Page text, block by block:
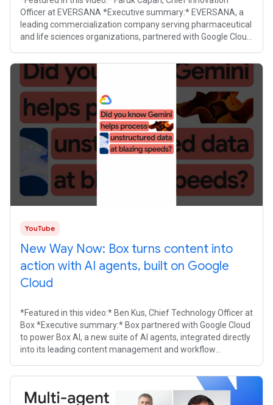
Officer at EVERSANA *Executive summary:* EVERSANA, a
leading commercialization company serving pharmaceutical
and life sciences organizations, partnered with Google Cloud
YouTube
New Way Now: Box turns content into
action with AI agents, built on Google
Cloud
*Featured in this video:* Ben Kus, Chief Technology Officer at
Box *Executive summary:* Box partnered with Google Cloud
to power Box AI, a new suite of AI agents, integrated directly
into its leading content management and workflow